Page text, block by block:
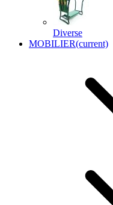
Diverse
MOBILIER(current)